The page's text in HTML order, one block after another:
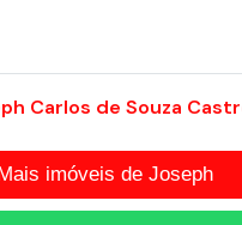
Carlos de Souza
imóveis de Joseph